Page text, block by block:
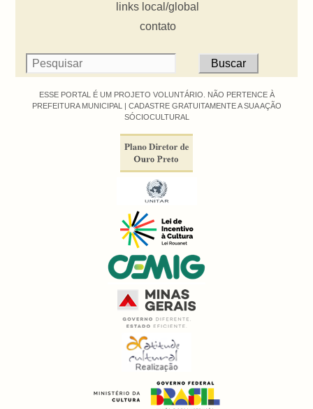
links local/global
contato
ESSE PORTAL É UM PROJETO VOLUNTÁRIO. NÃO PERTENCE À
PREFEITURA MUNICIPAL | CADASTRE GRATUITAMENTE A SUA AÇÃO
SÓCIOCULTURAL